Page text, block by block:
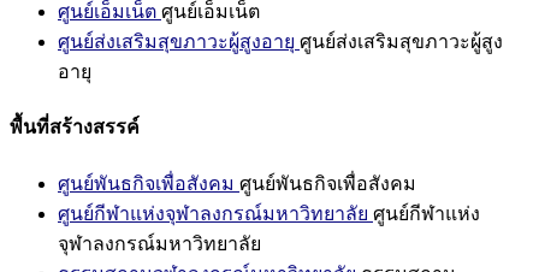
ศูนย์เอ็มเน็ต ศูนย์เอ็มเน็ต
ศูนย์ส่งเสริมสุขภาวะผู้สูงอายุ ศูนย์ส่งเสริมสุขภาวะผู้สูง
อายุ
พื้นที่สร้างสรรค์
ศูนย์พันธกิจเพื่อสังคม ศูนย์พันธกิจเพื่อสังคม
ศูนย์กีฬาแห่งจุฬาลงกรณ์มหาวิทยาลัย ศูนย์กีฬาแห่ง
จุฬาลงกรณ์มหาวิทยาลัย